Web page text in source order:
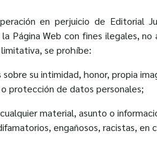
en perjuicio de Editorial
Página Web con fines ilegales, no
se prohíbe:
su intimidad, honor, propia
protección de datos personales;
material, asunto o
engañosos, racistas, en